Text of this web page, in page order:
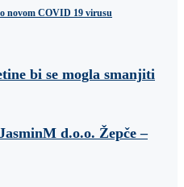
novom COVID 19 virusu
bi se mogla smanjiti
d.o.o. Žepče –